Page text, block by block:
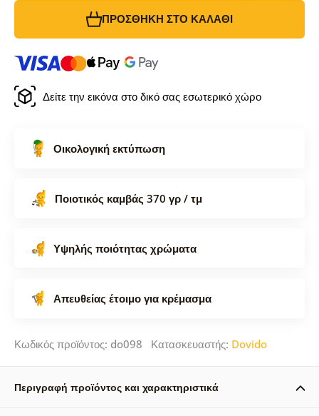
ΠΡΟΣΘΉΚΗ ΣΤΟ ΚΑΛΆΘΙ
Δείτε την εικόνα στο δικό σας εσωτερικό χώρο
Οικολογική εκτύπωση
Ποιοτικός καμβάς 370 γρ / τμ
Υψηλής ποιότητας χρώματα
Απευθείας έτοιμο για κρέμασμα
Κωδικός προϊόντος: do098 Κατασκευαστής: Dovido
Περιγραφή προϊόντος και χαρακτηριστικά